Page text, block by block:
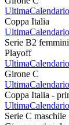
UltimaCalendario
Coppa Italia
UltimaCalendario
Serie B2
Playoff
UltimaCalendario
Girone C
UltimaCalendario
Coppa Italia -
UltimaCalendario
Serie C maschile